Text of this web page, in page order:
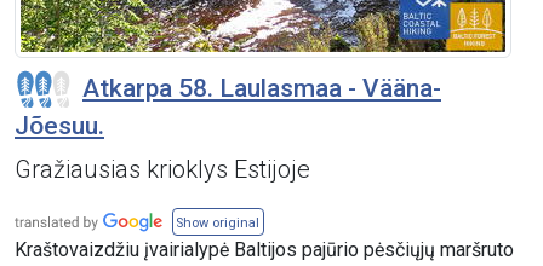
Atkarpa 58. Laulasmaa - Vääna-
Jõesuu.
Gražiausias krioklys Estijoje
Show original
Kraštovaizdžiu įvairialypė Baltijos pajūrio pėsčiųjų maršruto